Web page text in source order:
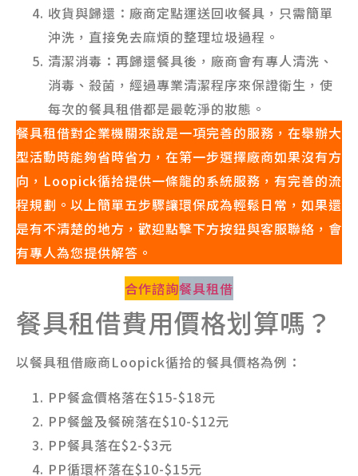
收貨與歸還：廠商定點運送回收餐具，只需簡單
沖洗，直接免去麻煩的整理垃圾過程。
清潔消毒：再歸還餐具後，廠商會有專人清洗、
消毒、殺菌，經過專業清潔程序來保證衛生，使
每次的餐具租借都是最乾淨的妝態。
餐具租借對企業機關來說是一項完善的服務，在舉辦大
型活動時能夠省時省力，在第一步選擇廠商如果沒有方
向，Loopick循拾提供一條龍的系統服務，有完善的流
程規劃。以上簡單五步驟讓環保成為輕鬆日常，如果還
是有不清楚的地方，歡迎點擊下方按鈕與客服聯絡，會
有專人為您提供解答。
合作諮詢餐具租借
餐具租借費用價格划算嗎？
以餐具租借廠商Loopick循拾的餐具價格為例：
PP餐盒價格落在$15-$18元
PP餐盤及餐碗落在$10-$12元
PP餐具落在$2-$3元
PP循環杯落在$10-$15元